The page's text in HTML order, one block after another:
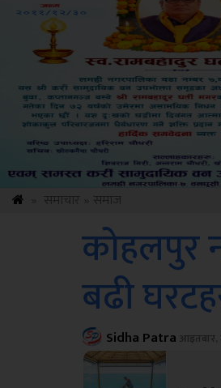
कोहलपुर
बढी
Sidha Patra आइतबार,